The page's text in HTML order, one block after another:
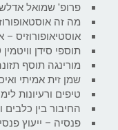
פרופ' שמואל
מה זה
אוסטיאופורוזיס
תוספי סידן וויטמין D מומלץ
מורינגה תוסף
שמן זית אמיתי
טיפים ורעיונות
החיבור בין כלבים
פנסיה – ייעוץ